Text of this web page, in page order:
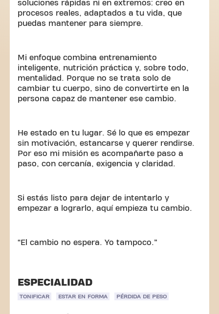
soluciones rápidas ni en extremos: creo en
procesos reales, adaptados a tu vida, que
puedas mantener para siempre.
Mi enfoque combina entrenamiento
inteligente, nutrición práctica y, sobre todo,
mentalidad. Porque no se trata solo de
cambiar tu cuerpo, sino de convertirte en la
persona capaz de mantener ese cambio.
He estado en tu lugar. Sé lo que es empezar
sin motivación, estancarse y querer rendirse.
Por eso mi misión es acompañarte paso a
paso, con cercanía, exigencia y claridad.
Si estás listo para dejar de intentarlo y
empezar a lograrlo, aquí empieza tu cambio.
“El cambio no espera. Yo tampoco.”
ESPECIALIDAD
TONIFICAR ESTAR EN FORMA PÉRDIDA DE PESO